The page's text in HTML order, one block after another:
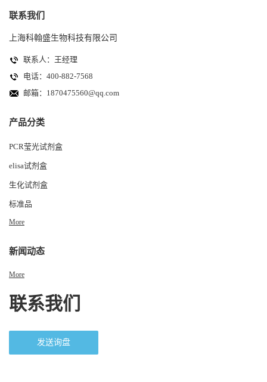
联系我们
上海科翰盛生物科技有限公司
联系人：王经理
电话：400-882-7568
邮箱： 1870475560@qq.com
产品分类
PCR莹光试剂盒
elisa试剂盒
生化试剂盒
标准品
More
新闻动态
More
联系我们
发送询盘